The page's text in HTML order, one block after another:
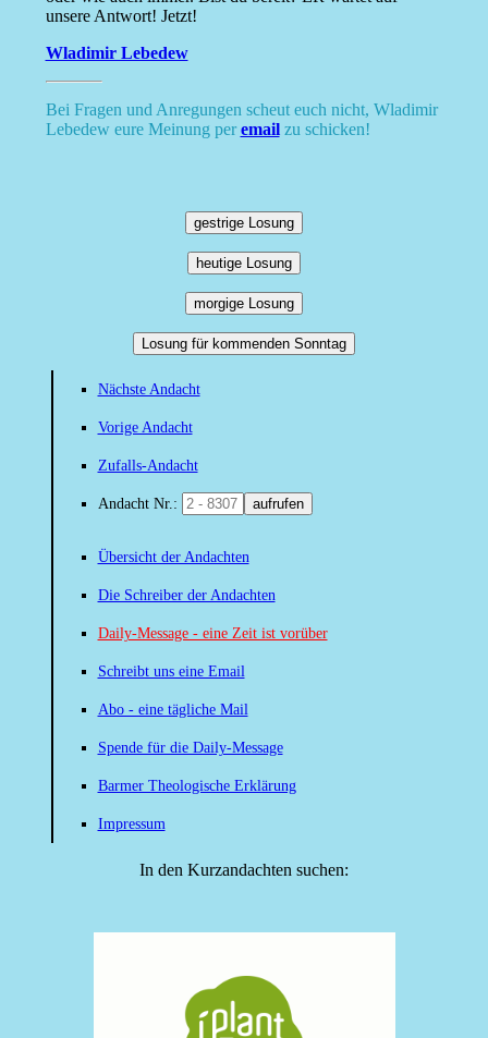
unsere Antwort! Jetzt!
Wladimir Lebedew
Bei Fragen und Anregungen scheut euch nicht, Wladimir
Lebedew eure Meinung peremailzu schicken!
gestrige Losung
heutige Losung
morgige Losung
Losung für kommenden Sonntag
Nächste Andacht
Vorige Andacht
Zufalls-Andacht
Andacht Nr.: aufrufen
Übersicht der Andachten
Die Schreiber der Andachten
Daily-Message - eine Zeit ist vorüber
Schreibt uns eine Email
Abo - eine tägliche Mail
Spende für die Daily-Message
Barmer Theologische Erklärung
Impressum
In den Kurzandachten suchen: